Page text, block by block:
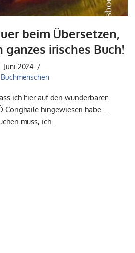
beim Übersetzen,
ganzes irisches Buch!
Juni 2024
ich hier auf den wunderbaren
Conghaile hingewiesen habe …
muss, ich…